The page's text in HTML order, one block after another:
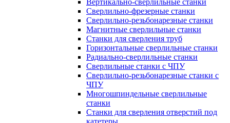
Вертикально-сверлильные станки
Сверлильно-фрезерные станки
Сверлильно-резьбонарезные станки
Магнитные сверлильные станки
Станки для сверления труб
Горизонтальные сверлильные станки
Радиально-сверлильные станки
Сверлильные станки с ЧПУ
Сверлильно-резьбонарезные станки с
ЧПУ
Многошпиндельные сверлильные
станки
Станки для сверления отверстий под
катетеры